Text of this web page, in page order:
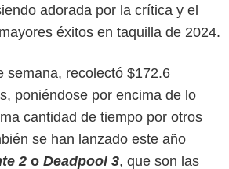
adorada por la crítica y el
éxitos en taquilla de 2024.
semana, recolectó $172.6
poniéndose por encima de lo
cantidad de tiempo por otros
se han lanzado este año
2 o Deadpool 3, que son las
Warner Bros. Pictures